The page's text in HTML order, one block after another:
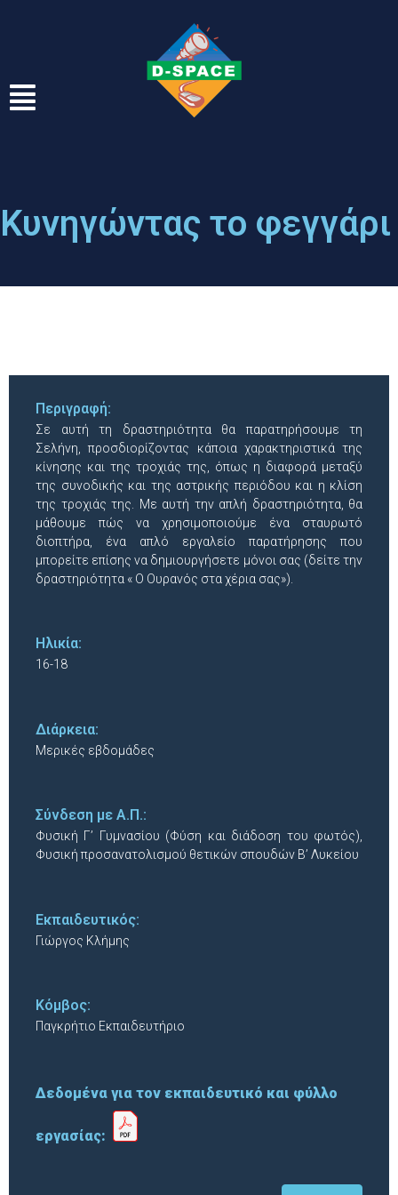
Κυνηγώντας το φεγγάρι
Περιγραφή:
Σε αυτή τη δραστηριότητα θα παρατηρήσουμε τη
Σελήνη, προσδιορίζοντας κάποια χαρακτηριστικά της
κίνησης και της τροχιάς της, όπως η διαφορά μεταξύ
της συνοδικής και της αστρικής περιόδου και η κλίση
της τροχιάς της. Με αυτή την απλή δραστηριότητα, θα
μάθουμε πώς να χρησιμοποιούμε ένα σταυρωτό
διοπτήρα, ένα απλό εργαλείο παρατήρησης που
μπορείτε επίσης να δημιουργήσετε μόνοι σας (δείτε την
δραστηριότητα « Ο Ουρανός στα χέρια σας»).
Ηλικία:
16-18
Διάρκεια:
Μερικές εβδομάδες
Σύνδεση με Α.Π.:
Φυσική Γ’ Γυμνασίου (Φύση και διάδοση του φωτός),
Φυσική προσανατολισμού θετικών σπουδών Β’ Λυκείου
Εκπαιδευτικός:
Γιώργος Κλήμης
Κόμβος:
Παγκρήτιο Εκπαιδευτήριο
Δεδομένα για τον εκπαιδευτικό και φύλλο
εργασίας: